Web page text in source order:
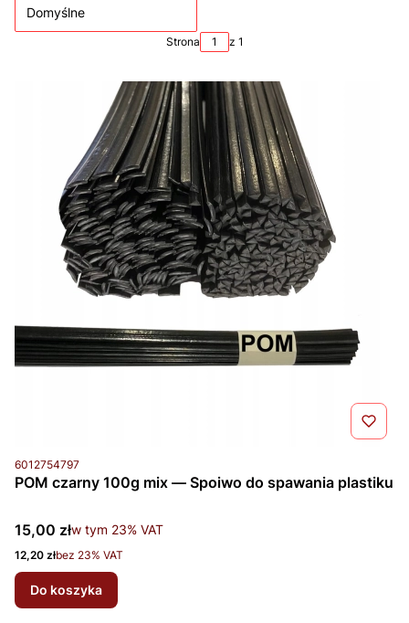
Domyślne
Strona z 1
Kod produktu
6012754797
POM czarny 100g mix — Spoiwo do spawania plastiku
Cena brutto
15,00 złw tym %s VAT
w tym 23% VAT
Cena netto
12,20 złbez 23% VAT
Do koszyka